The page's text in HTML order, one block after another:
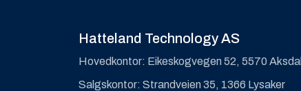
Hatteland Technology AS
Hovedkontor: Eikeskogvegen 52, 5570 Aksdal
Salgskontor: Strandveien 35, 1366 Lysaker